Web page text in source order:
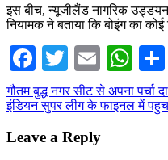
इस बीच, न्यूजीलैंड नागरिक उड्डयन
नियामक ने बताया कि बोइंग का
Facebook
TwitterEmail
Post
navigation
गौतम बुद्ध नगर सीट से अपना
इंडियन सुपर लीग के फाइनल में
Leave a Reply